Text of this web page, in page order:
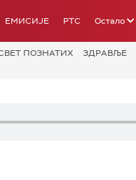
ЕМИСИЈЕ РТС Остало
ПОЗНАТИХ ЗДРАВЉЕ